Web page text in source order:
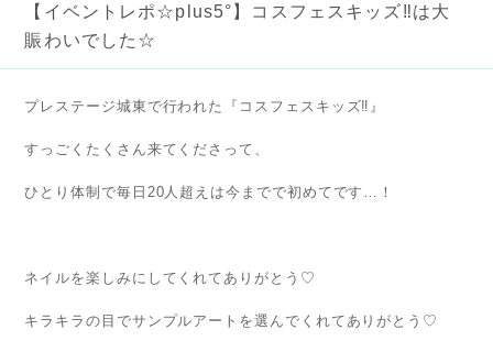
【イベントレポ☆plus5°】コスフェスキッズ‼︎は大
賑わいでした☆
プレステージ城東で行われた『コスフェスキッズ‼︎』
すっごくたくさん来てくださって、
ひとり体制で毎日20人超えは今までで初めてです…！
ネイルを楽しみにしてくれてありがとう♡
キラキラの目でサンプルアートを選んでくれてありがとう♡